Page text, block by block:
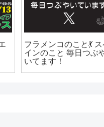
フラメンコのこと💃
インのこと 毎日つぶ
いてます！